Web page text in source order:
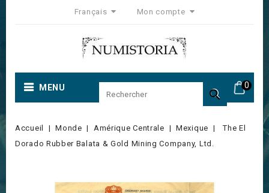
Français Mon compte
0
MENU 
Accueil Monde Amérique Centrale Mexique
The El
Dorado Rubber Balata & Gold Mining Company, Ltd.